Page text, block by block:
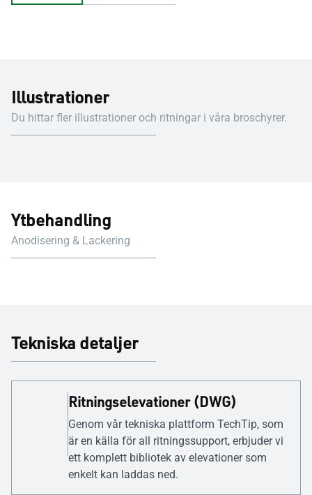
Illustrationer
Du hittar fler illustrationer och ritningar i våra broschyrer.
Ytbehandling
Anodisering & Lackering
Tekniska detaljer
Ritningselevationer (DWG)
Genom vår tekniska plattform TechTip, som
är en källa för all ritningssupport, erbjuder vi
ett komplett bibliotek av elevationer som
enkelt kan laddas ned.